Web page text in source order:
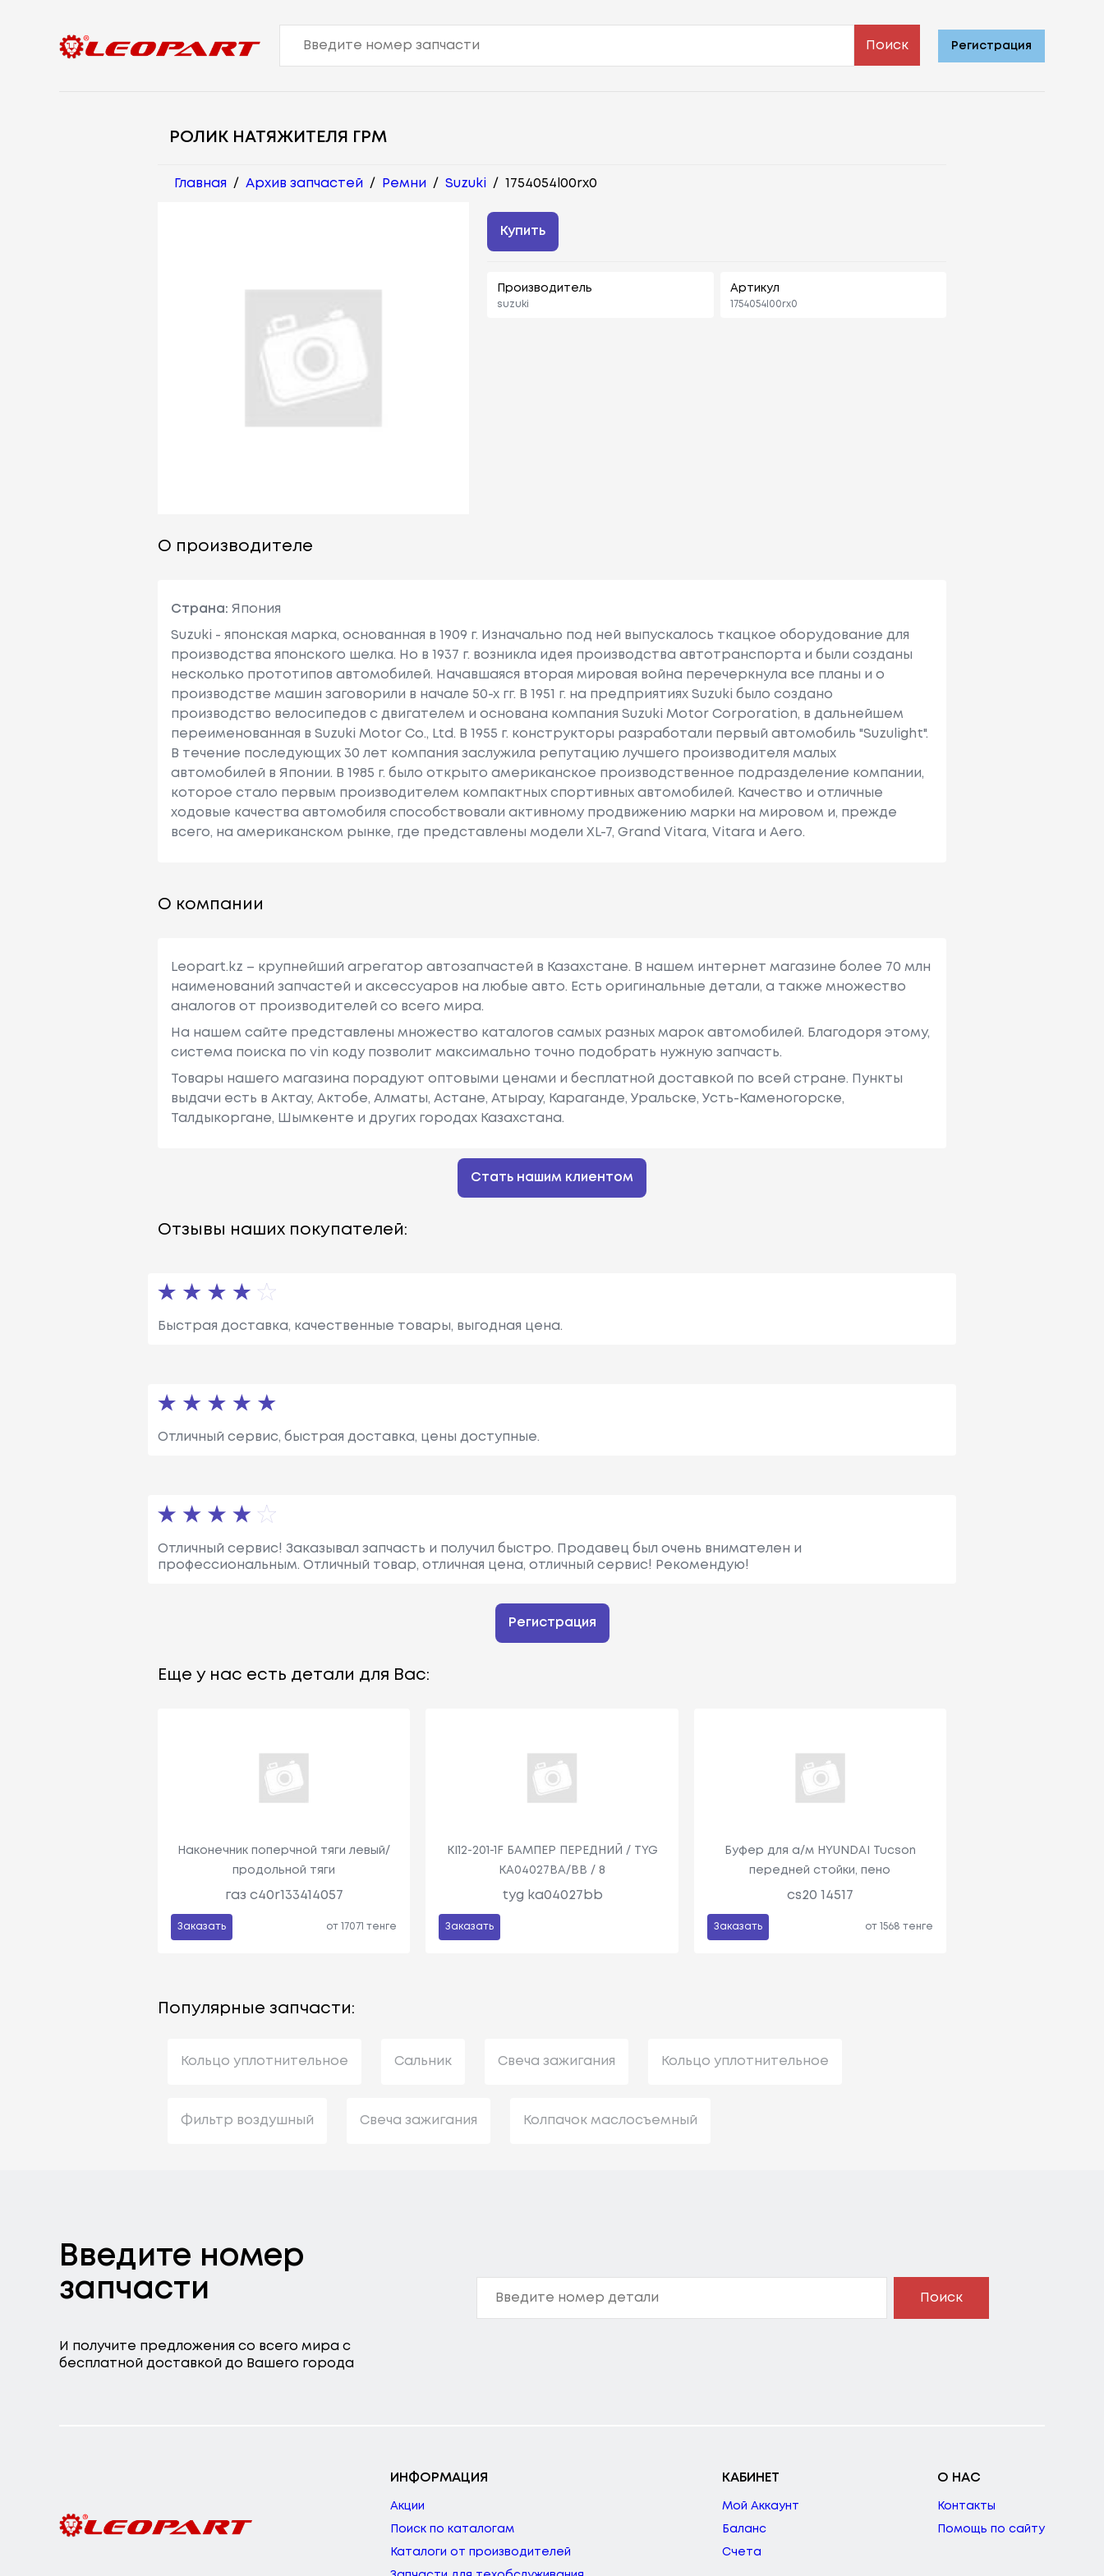
Поиск Регистрация
РОЛИК НАТЯЖИТЕЛЯ ГРМ
Главная / Архив запчастей / Ремни / Suzuki / 1754054l00rx0
Купить
Производитель
suzuki
Артикул
1754054l00rx0
О производителе
Страна: Япония
Suzuki - японская марка, основанная в 1909 г. Изначально под ней выпускалось ткацкое оборудование для
производства японского шелка. Но в 1937 г. возникла идея производства автотранспорта и были созданы
несколько прототипов автомобилей. Начавшаяся вторая мировая война перечеркнула все планы и о
производстве машин заговорили в начале 50-х гг. В 1951 г. на предприятиях Suzuki было создано
производство велосипедов с двигателем и основана компания Suzuki Motor Corporation, в дальнейшем
переименованная в Suzuki Motor Co., Ltd. В 1955 г. конструкторы разработали первый автомобиль "Suzulight".
В течение последующих 30 лет компания заслужила репутацию лучшего производителя малых
автомобилей в Японии. В 1985 г. было открыто американское производственное подразделение компании,
которое стало первым производителем компактных спортивных автомобилей. Качество и отличные
ходовые качества автомобиля способствовали активному продвижению марки на мировом и, прежде
всего, на американском рынке, где представлены модели XL-7, Grand Vitara, Vitara и Aero.
О компании
Leopart.kz – крупнейший агрегатор автозапчастей в Казахстане. В нашем интернет магазине более 70 млн
наименований запчастей и аксессуаров на любые авто. Есть оригинальные детали, а также множество
аналогов от производителей со всего мира.
На нашем сайте представлены множество каталогов самых разных марок автомобилей. Благодоря этому,
система поиска по vin коду позволит максимально точно подобрать нужную запчасть.
Товары нашего магазина порадуют оптовыми ценами и бесплатной доставкой по всей стране. Пункты
выдачи есть в Актау, Актобе, Алматы, Астане, Атырау, Караганде, Уральске, Усть-Каменогорске,
Талдыкоргане, Шымкенте и других городах Казахстана.
Стать нашим клиентом
Отзывы наших покупателей:
Быстрая доставка, качественные товары, выгодная цена.
Отличный сервис, быстрая доставка, цены доступные.
Отличный сервис! Заказывал запчасть и получил быстро. Продавец был очень внимателен и
профессиональным. Отличный товар, отличная цена, отличный сервис! Рекомендую!
Регистрация
Еще у нас есть детали для Вас:
Наконечник поперчной тяги левый/
продольной тяги
газ c40r133414057
Заказать от 17071 тенге
KI12-201-1F БАМПЕР ПЕРЕДНИЙ / TYG
KA04027BA/BB / 8
tyg ka04027bb
Заказать
Буфер для а/м HYUNDAI Tucson
передней стойки, пено
cs20 14517
Заказать от 1568 тенге
Популярные запчасти:
Кольцо уплотнительное Сальник Свеча зажигания Кольцо уплотнительное
Фильтр воздушный Свеча зажигания Колпачок маслосъемный
Введите номер
запчасти
И получите предложения со всего мира с
бесплатной доставкой до Вашего города
Поиск
ИНФОРМАЦИЯ
Акции
Поиск по каталогам
Каталоги от производителей
КАБИНЕТ
Мой Аккаунт
Баланс
Счета
О НАС
Контакты
Помощь по сайту